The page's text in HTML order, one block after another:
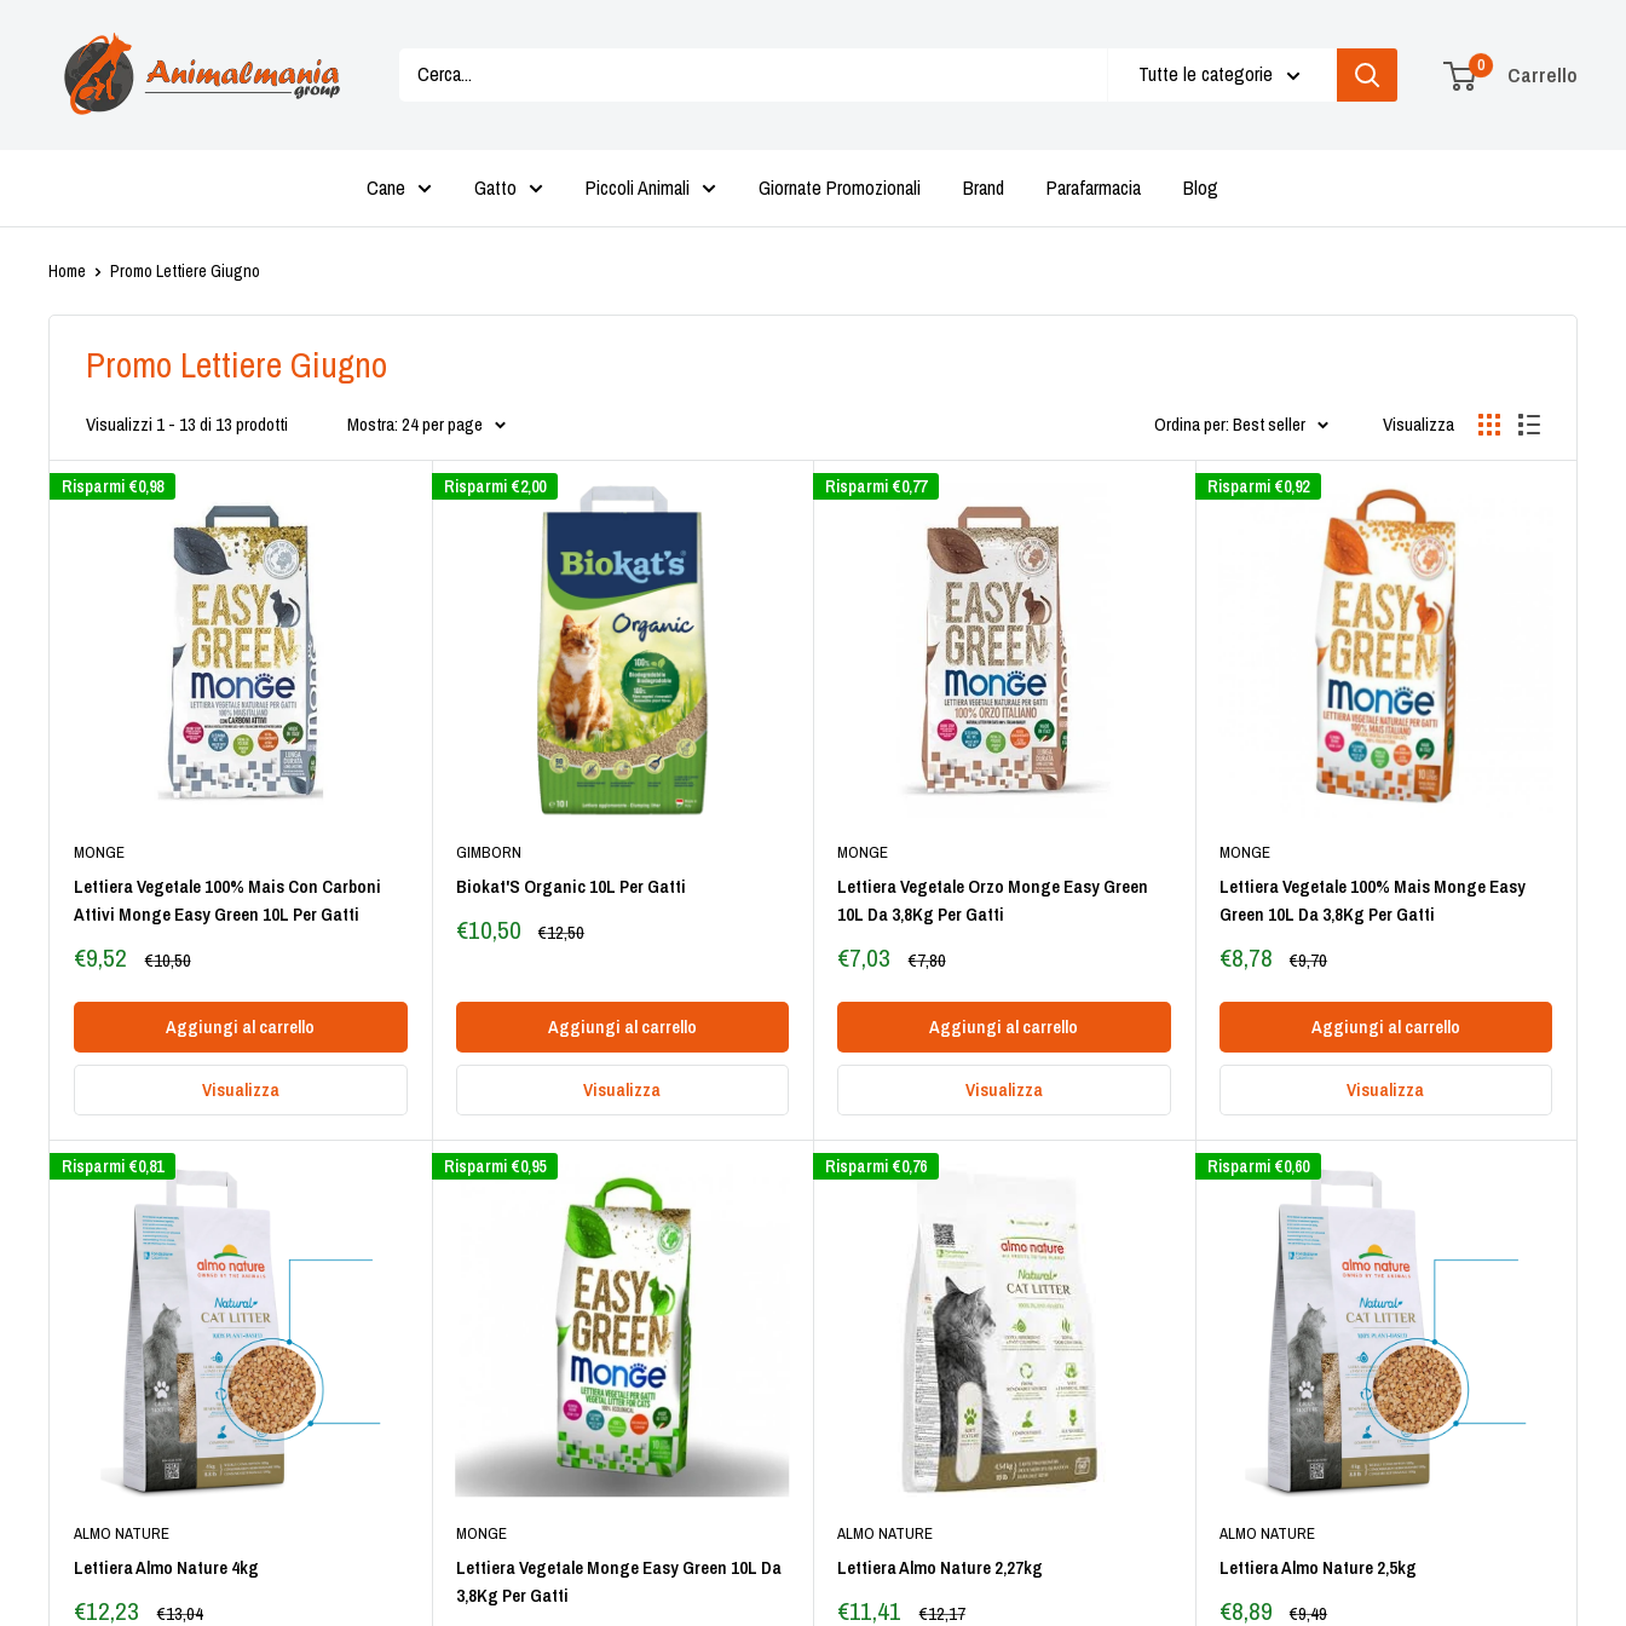
contenuto
Animalmania
Store
Tutte le categorie 0 Carrello
Cane Gatto Piccoli Animali Giornate Promozionali Brand Parafarmacia Blog
Home Promo Lettiere Giugno
Promo Lettiere Giugno
Visualizzi 1 - 13 di 13 prodotti Mostra: 24 per page Ordina per: Best seller Visualizza
Risparmi €0,98
MONGE
Lettiera Vegetale 100% Mais Con Carboni
Attivi Monge Easy Green 10L Per Gatti
Prezzo
scontato
€9,52 Prezzo
€10,50
Aggiungi al carrello
Visualizza
Risparmi €2,00
GIMBORN
Biokat'S Organic 10L Per Gatti
Prezzo
scontato
€10,50 Prezzo
€12,50
Aggiungi al carrello
Visualizza
Risparmi €0,77
MONGE
Lettiera Vegetale Orzo Monge Easy Green
10L Da 3,8Kg Per Gatti
Prezzo
scontato
€7,03 Prezzo
€7,80
Aggiungi al carrello
Visualizza
Risparmi €0,92
MONGE
Lettiera Vegetale 100% Mais Monge Easy
Green 10L Da 3,8Kg Per Gatti
Prezzo
scontato
€8,78 Prezzo
€9,70
Aggiungi al carrello
Visualizza
Risparmi €0,81
ALMO NATURE
Lettiera Almo Nature 4kg
Prezzo
€12,23 Prezzo
€13,04
Risparmi €0,95
MONGE
Lettiera Vegetale Monge Easy Green 10L Da
3,8Kg Per Gatti
Risparmi €0,76
ALMO NATURE
Lettiera Almo Nature 2,27kg
Prezzo
€11,41 Prezzo
€12,17
Risparmi €0,60
ALMO NATURE
Lettiera Almo Nature 2,5kg
Prezzo
€8,89 Prezzo
€9,49